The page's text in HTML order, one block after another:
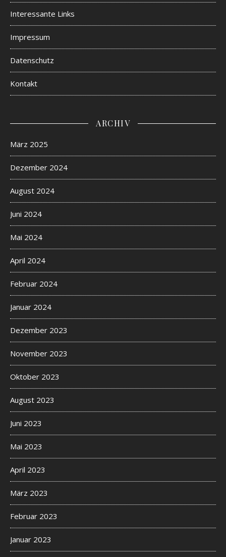
Interessante Links
Impressum
Datenschutz
Kontakt
ARCHIV
März 2025
Dezember 2024
August 2024
Juni 2024
Mai 2024
April 2024
Februar 2024
Januar 2024
Dezember 2023
November 2023
Oktober 2023
August 2023
Juni 2023
Mai 2023
April 2023
März 2023
Februar 2023
Januar 2023